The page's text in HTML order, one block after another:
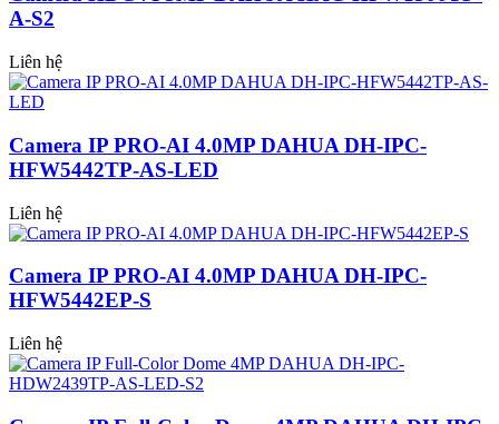
A-S2
Liên hệ
Camera IP PRO-AI 4.0MP DAHUA DH-IPC-
HFW5442TP-AS-LED
Liên hệ
Camera IP PRO-AI 4.0MP DAHUA DH-IPC-
HFW5442EP-S
Liên hệ